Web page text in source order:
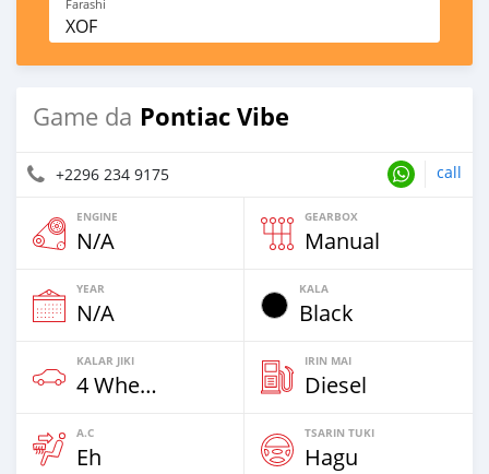
Farashi
XOF
Game da Pontiac Vibe
+2296 234 9175 call
ENGINE
N/A
GEARBOX
Manual
YEAR
N/A
KALA
Black
KALAR JIKI
4 Wheel Drives & SUVs
IRIN MAI
Diesel
A.C
Eh
TSARIN TUKI
Hagu